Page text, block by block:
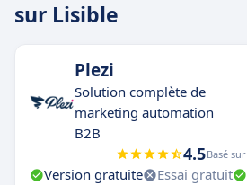
sur Lisible
Plezi
Solution complète de
marketing automation
B2B
4.5Basé sur
Version gratuite Essai gratuit